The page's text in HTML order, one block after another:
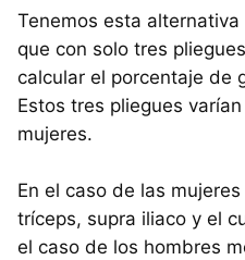
Tenemos esta
que con solo tres
calcular el porcentaje de
Estos tres pliegues
mujeres.
En el caso de las
tríceps, supra iliaco y el
el caso de los hombres